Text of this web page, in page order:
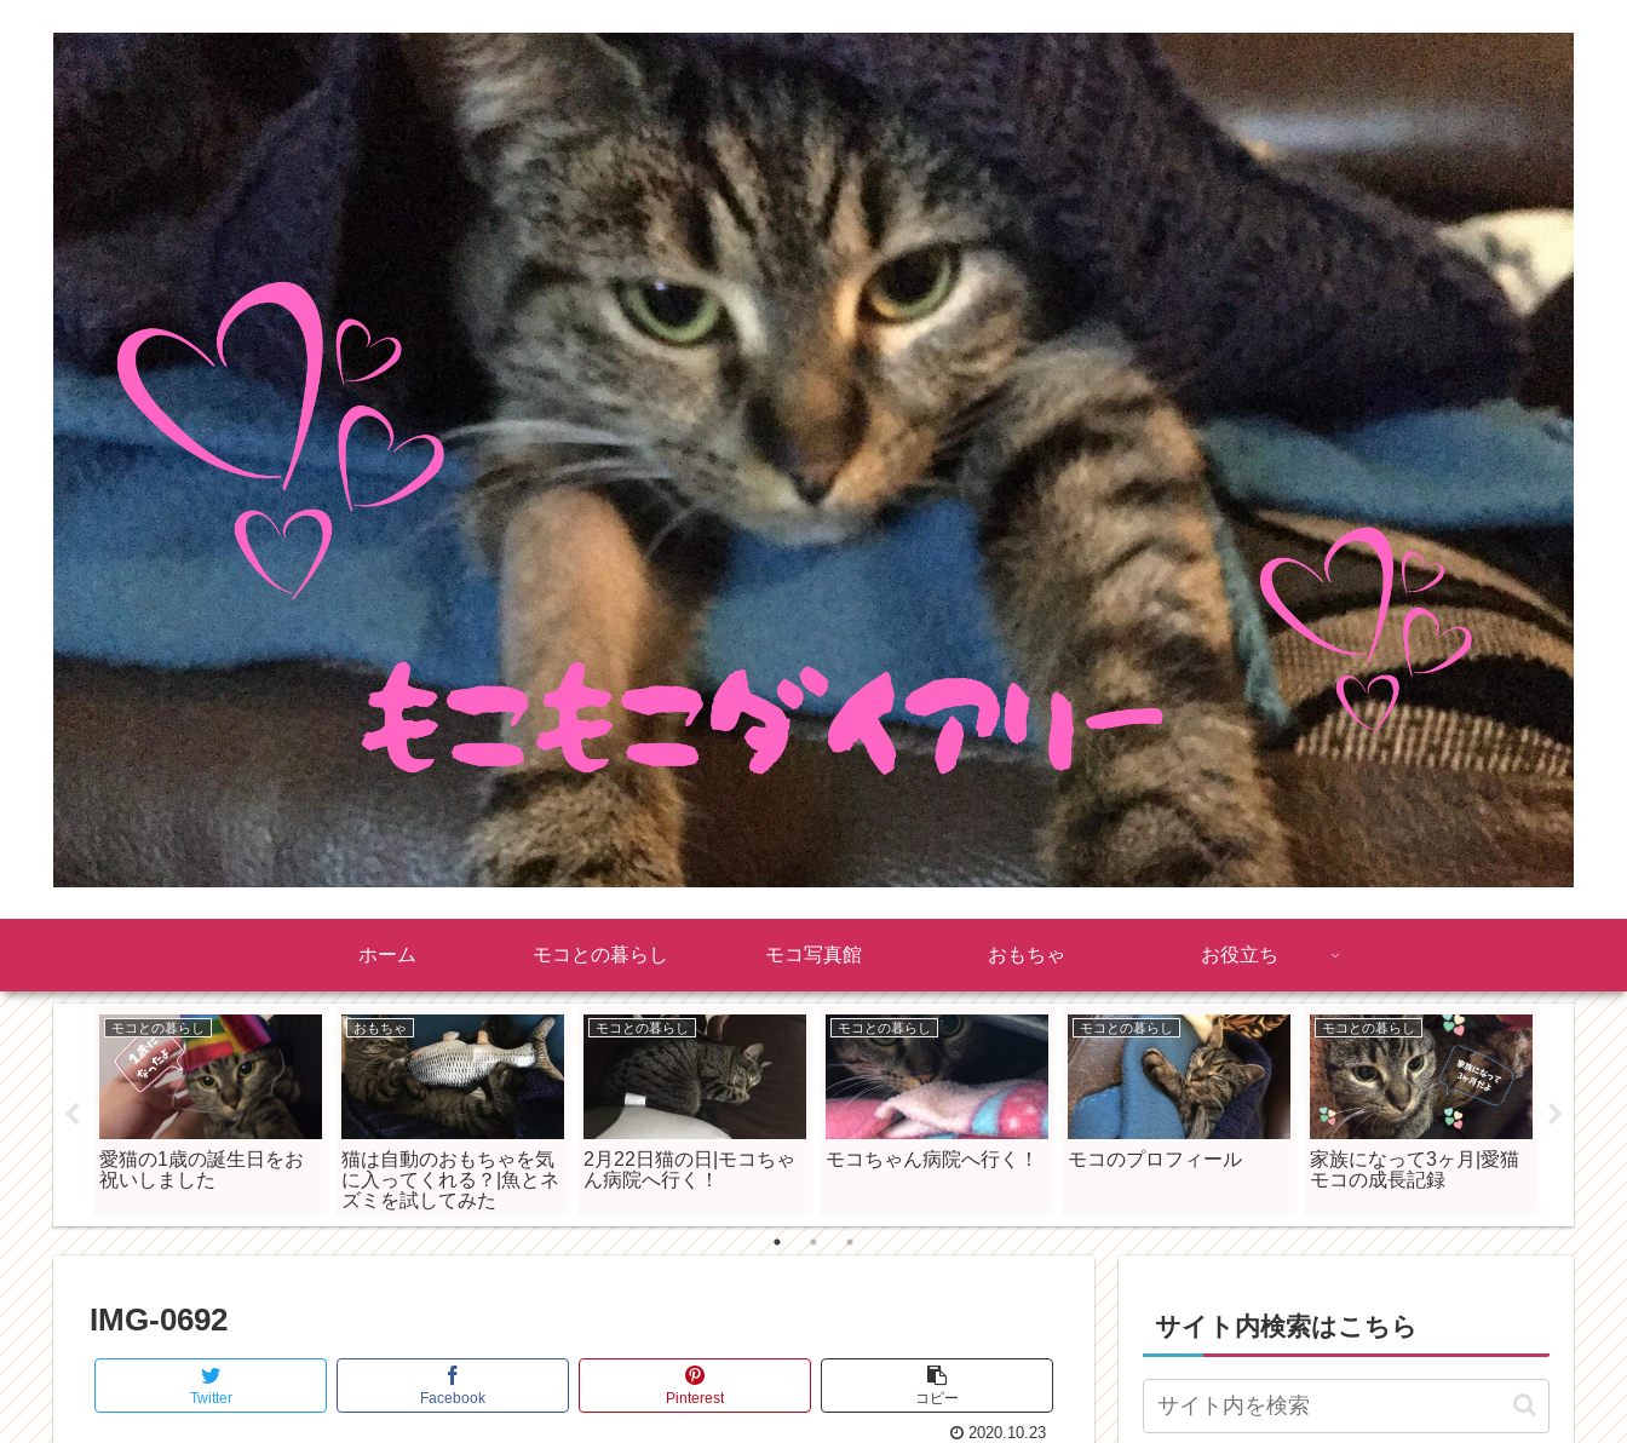
ホーム モコとの暮らし モコ写真館 おもちゃ お役立ち
の歯科
した
モコとの暮らし
愛猫の1歳の誕生日をお
祝いしました
おもちゃ
猫は自動のおもちゃを気
に入ってくれる？|魚とネ
ズミを試してみた
モコとの暮らし
2月22日猫の日|モコちゃ
ん病院へ行く！
モコとの暮らし
モコちゃん病院へ行く！
モコとの暮らし
モコのプロフィール
モコとの暮らし
家族になって3ヶ月|愛猫
モコの成長記録
モコとの
もはや
られな
由来
IMG-0692
Twitter Facebook Pinterest コピー
2020.10.23
サイト内検索はこちら